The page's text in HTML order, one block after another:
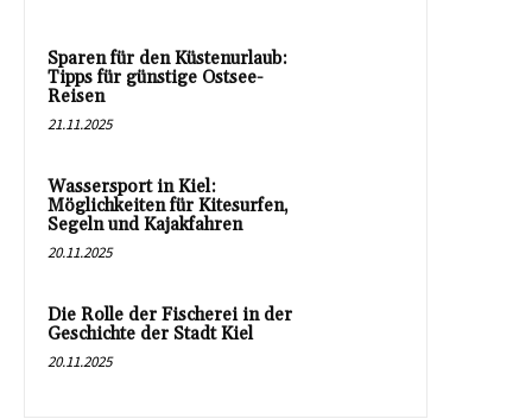
Sparen für den Küstenurlaub:
Tipps für günstige Ostsee-
Reisen
21.11.2025
Wassersport in Kiel:
Möglichkeiten für Kitesurfen,
Segeln und Kajakfahren
20.11.2025
Die Rolle der Fischerei in der
Geschichte der Stadt Kiel
20.11.2025